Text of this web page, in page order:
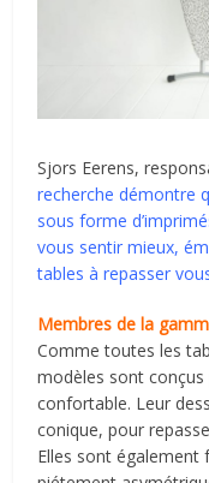
Sjors Eerens,
recherche démontre
sous forme
vous sentir mieux,
tables à repasser
Membres de la
Comme toutes les
modèles sont
confortable. Leur
conique, pour
Elles sont également